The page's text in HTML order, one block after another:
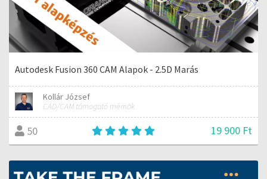
Autodesk Fusion 360 CAM Alapok - 2.5D Marás
Kollár József
CAD/CAM támogató mérnök
50 19 900 Ft